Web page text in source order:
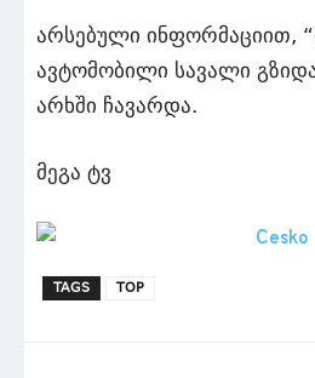
არსებული ინფორმაციით,
ავტომობილი სავალი
არხში ჩავარდა.
მეგა ტვ
TAGS TOP